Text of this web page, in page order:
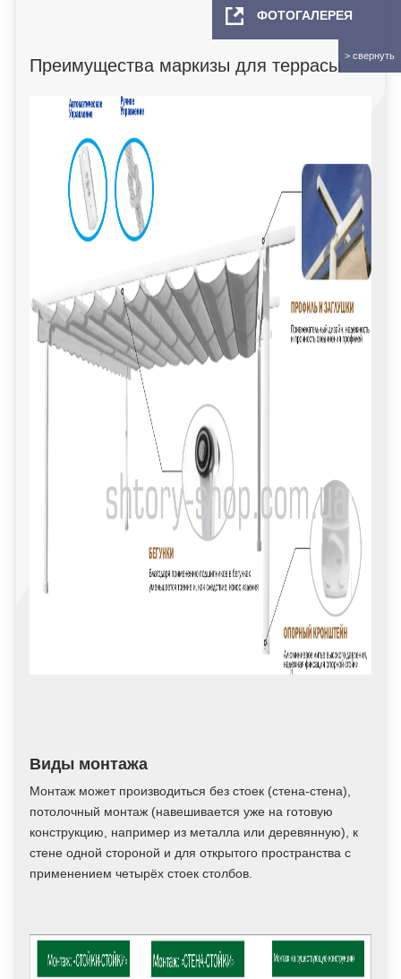
Преимущества маркизы для террасы
Виды монтажа
Монтаж может производиться без стоек (стена-стена),
потолочный монтаж (навешивается уже на готовую
конструкцию, например из металла или деревянную), к
стене одной стороной и для открытого пространства с
применением четырёх стоек столбов.
ФОТОГАЛЕРЕЯ